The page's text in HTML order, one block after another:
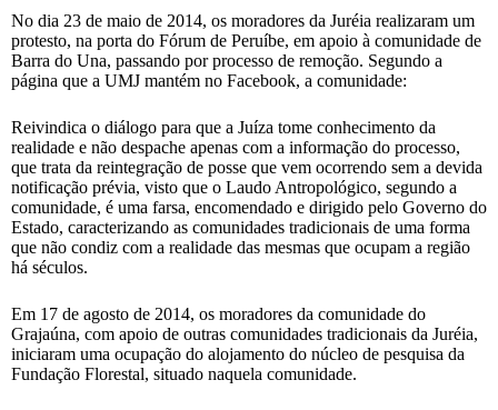
No dia 23 de maio de 2014, os moradores da Juréia realizaram um
protesto, na porta do Fórum de Peruíbe, em apoio à comunidade de
Barra do Una, passando por processo de remoção. Segundo a
página que a UMJ mantém no Facebook, a comunidade:
Reivindica o diálogo para que a Juíza tome conhecimento da
realidade e não despache apenas com a informação do processo,
que trata da reintegração de posse que vem ocorrendo sem a devida
notificação prévia, visto que o Laudo Antropológico, segundo a
comunidade, é uma farsa, encomendado e dirigido pelo Governo do
Estado, caracterizando as comunidades tradicionais de uma forma
que não condiz com a realidade das mesmas que ocupam a região
há séculos.
Em 17 de agosto de 2014, os moradores da comunidade do
Grajaúna, com apoio de outras comunidades tradicionais da Juréia,
iniciaram uma ocupação do alojamento do núcleo de pesquisa da
Fundação Florestal, situado naquela comunidade.